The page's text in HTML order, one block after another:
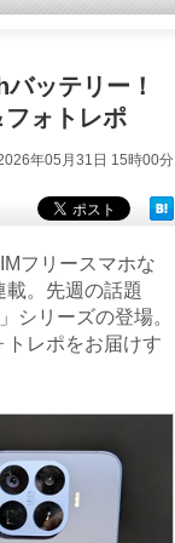
ッテリー！
ォトレポ
年05月31日 15時00分
フリースマホな
。先週の話題
シリーズの登場。
レポをお届けす